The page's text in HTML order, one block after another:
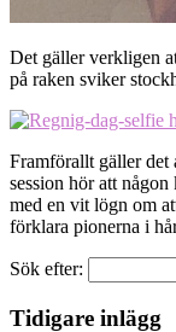
Det gäller verkligen
på raken sviker
Framförallt gäller det
session hör att
med en vit lögn om
förklara pionerna i
Sök efter:
Tidigare inlägg